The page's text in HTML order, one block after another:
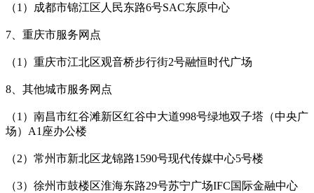
（1）成都市锦江区人民东路6号SAC东原中心
7、重庆市服务网点
（1）重庆市江北区观音桥步行街2号融恒时代广场
8、其他城市服务网点
（1）南昌市红谷滩新区红谷中大道998号绿地双子塔（中央广
场）A1座办公楼
（2）常州市新北区龙锦路1590号现代传媒中心5号楼
（3）徐州市鼓楼区淮海东路29号苏宁广场IFC国际金融中心